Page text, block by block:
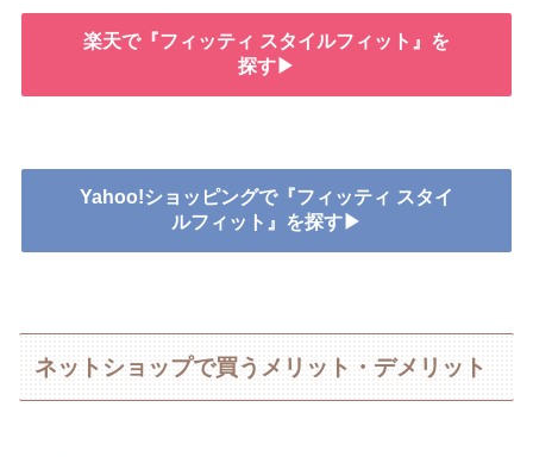
楽天で『フィッティ スタイルフィット』を
探す▶
Yahoo!ショッピングで『フィッティ スタイ
ルフィット』を探す▶
ネットショップで買うメリット・デメリット